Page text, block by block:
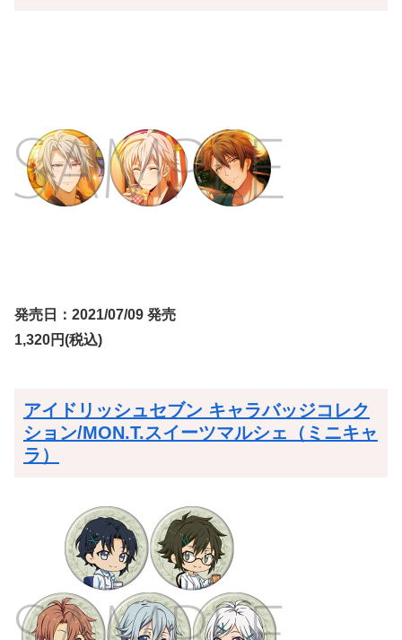
発売日：2021/07/09 発売
1,320円(税込)
アイドリッシュセブン キャラバッジコレク
ション/MON.T.スイーツマルシェ（ミニキャ
ラ）